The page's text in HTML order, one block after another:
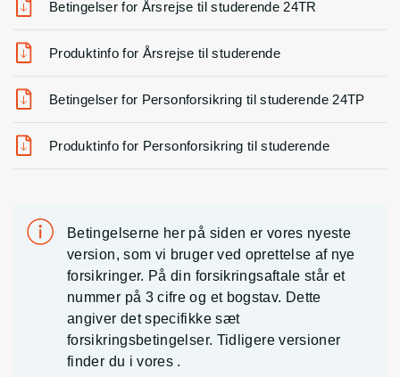
Betingelser for Årsrejse til studerende 24TR
Produktinfo for Årsrejse til studerende
Betingelser for Personforsikring til studerende 24TP
Produktinfo for Personforsikring til studerende
Betingelserne her på siden er vores nyeste
version, som vi bruger ved oprettelse af nye
forsikringer. På din forsikringsaftale står et
nummer på 3 cifre og et bogstav. Dette
angiver det specifikke sæt
forsikringsbetingelser. Tidligere versioner
finder du i vores .